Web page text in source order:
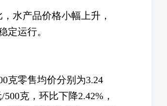
水产品价格小幅上升，
定运行。
零售均价分别为3.24
克，环比下降2.42%，